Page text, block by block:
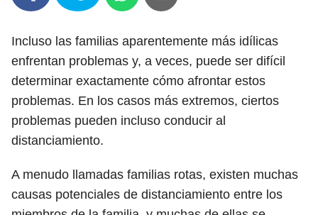
Incluso las familias aparentemente más idílicas
enfrentan problemas y, a veces, puede ser difícil
determinar exactamente cómo afrontar estos
problemas. En los casos más extremos, ciertos
problemas pueden incluso conducir al
distanciamiento.
A menudo llamadas familias rotas, existen muchas
causas potenciales de distanciamiento entre los